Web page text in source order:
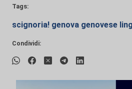
Tags:
scignoria! genova genovese
Condividi: